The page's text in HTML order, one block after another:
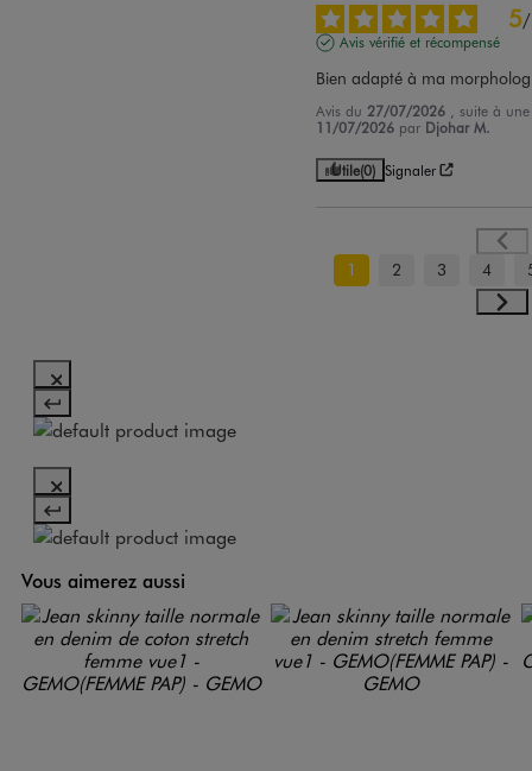
5/
Avis vérifié et récompensé
Bien adapté à ma
Avis du 27/07/2026
, suite à
11/07/2026 par Djohar M.
Utile(0) Signaler
1 2 3 4
Vous aimerez aussi